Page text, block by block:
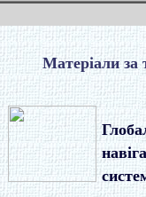
Матеріали